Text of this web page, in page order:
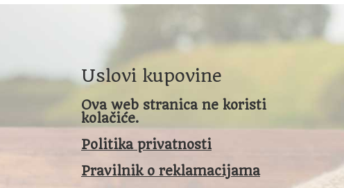
Uslovi kupovine
Ova web stranica ne koristi
kolačiće.
Politika privatnosti
Pravilnik o reklamacijama